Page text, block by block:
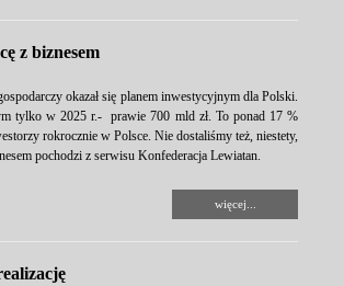
z biznesem
okazał się planem inwestycyjnym dla Polski.
tylko w 2025 r.- prawie 700 mld zł. To ponad 17 %
rokrocznie w Polsce. Nie dostaliśmy też, niestety,
pochodzi z serwisu Konfederacja Lewiatan.
więcej...